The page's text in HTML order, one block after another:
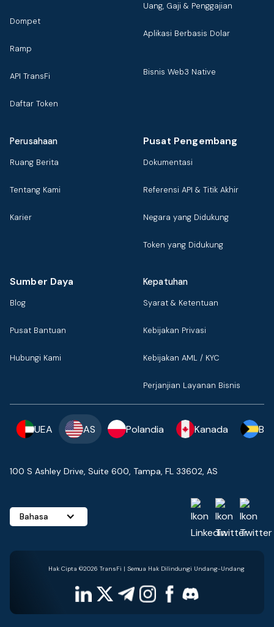
Dompet
Ramp
API TransFi
Daftar Token
Uang, Gaji & Penggajian
Aplikasi Berbasis Dolar
Bisnis Web3 Native
Perusahaan
Ruang Berita
Tentang Kami
Karier
Pusat Pengembang
Dokumentasi
Referensi API & Titik Akhir
Negara yang Didukung
Token yang Didukung
Sumber Daya
Blog
Pusat Bantuan
Hubungi Kami
Kepatuhan
Syarat & Ketentuan
Kebijakan Privasi
Kebijakan AML / KYC
Perjanjian Layanan Bisnis
UEA AS Polandia Kanada
100 S Ashley Drive, Suite 600, Tampa, FL 33602, AS
Bahasa
Hak Cipta ©2026 TransFi | Semua Hak Dilindungi Undang-Undang